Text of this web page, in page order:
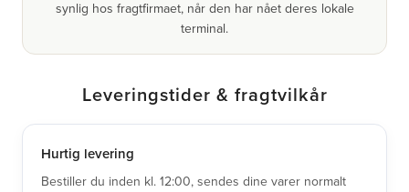
synlig hos fragtfirmaet, når den har nået deres lokale
terminal.
Leveringstider & fragtvilkår
Hurtig levering
Bestiller du inden kl. 12:00, sendes dine varer normalt